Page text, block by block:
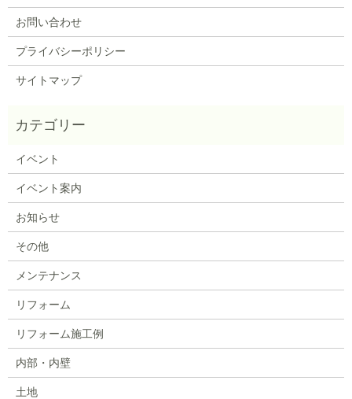
お問い合わせ
プライバシーポリシー
サイトマップ
イベント
イベント案内
お知らせ
その他
メンテナンス
リフォーム
リフォーム施工例
内部・内壁
土地